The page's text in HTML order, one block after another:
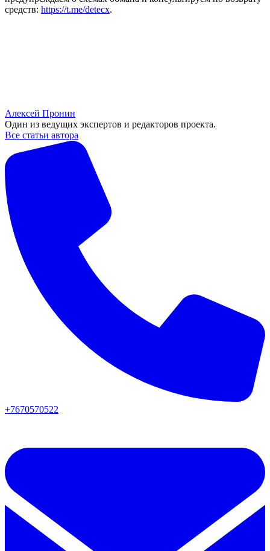
средств: https://t.me/detecx.
Алексей Пронин
Один из ведущих экспертов и редакторов проекта.
Все статьи автора
+7670570522